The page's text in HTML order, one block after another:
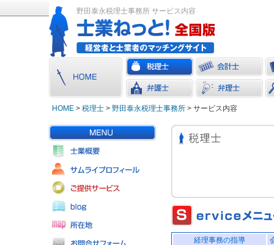
野田泰永税理士事務所 サービス内容
HOME > 税理士 > 野田泰永税理士事務所 > サービス内容
経理事務の指導